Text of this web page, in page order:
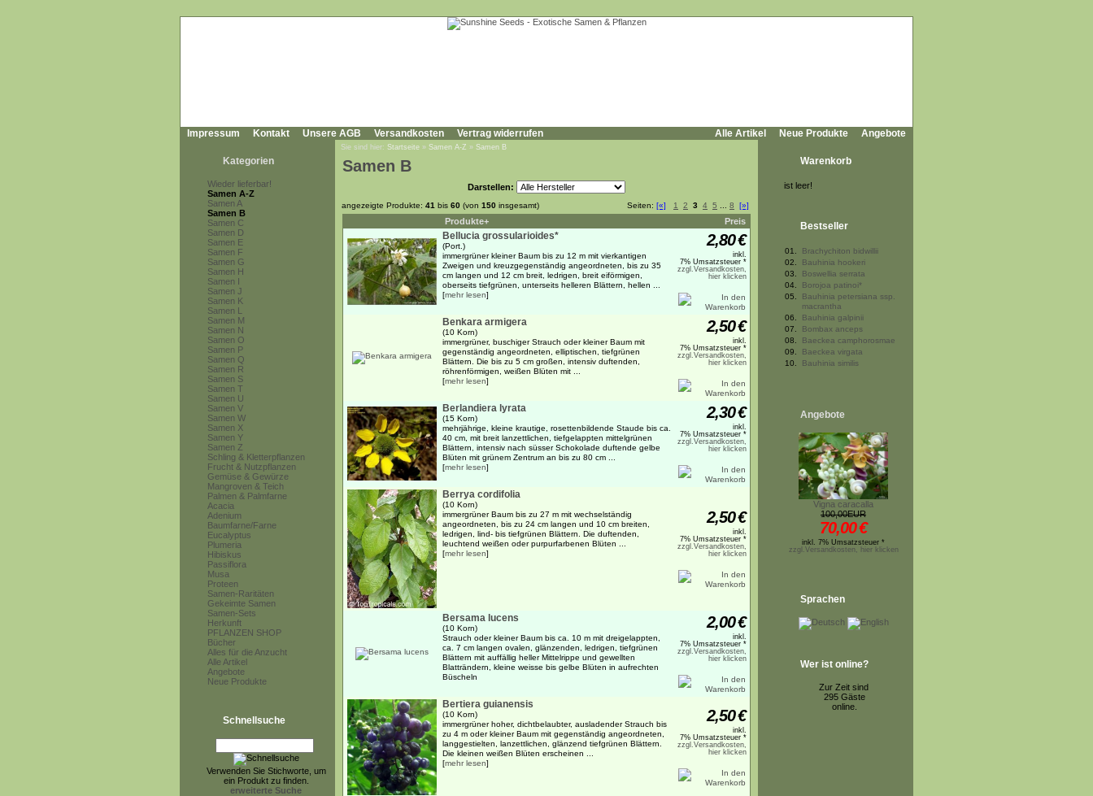
Impressum Kontakt Unsere AGB Versandkosten Vertrag widerrufen Alle Artikel Neue Produkte Angebote
Kategorien
Wieder lieferbar!
Samen A-Z
Samen A
Samen B
Samen C
Samen D
Samen E
Samen F
Samen G
Samen H
Samen I
Samen J
Samen K
Samen L
Samen M
Samen N
Samen O
Samen P
Samen Q
Samen R
Samen S
Samen T
Samen U
Samen V
Samen W
Samen X
Samen Y
Samen Z
Schling & Kletterpflanzen
Frucht & Nutzpflanzen
Gemüse & Gewürze
Mangroven & Teich
Palmen & Palmfarne
Acacia
Adenium
Baumfarne/Farne
Eucalyptus
Plumeria
Hibiskus
Passiflora
Musa
Proteen
Samen-Raritäten
Gekeimte Samen
Samen-Sets
Herkunft
PFLANZEN SHOP
Bücher
Alles für die Anzucht
Alle Artikel
Angebote
Neue Produkte
Schnellsuche
Verwenden Sie Stichworte, um
ein Produkt zu finden.
erweiterte Suche
Sie sind hier: Startseite » Samen A-Z » Samen B
Samen B
Darstellen:
angezeigte Produkte: 41 bis 60 (von 150 insgesamt) Seiten: [«] 1 2 3 4 5 8 [»]
Produkte+ Preis
Bellucia grossularioides*
(Port.)
immergrüner kleiner Baum bis zu 12 m mit vierkantigen
Zweigen und kreuzgegenständig angeordneten, bis zu 35
cm langen und 12 cm breit, ledrigen, breit eiförmigen,
oberseits tiefgrünen, unterseits helleren Blättern, hellen ...
[mehr lesen]
2,80€
inkl.
7% Umsatzsteuer *
zzgl.Versandkosten,
hier klicken
Benkara armigera
(10 Korn)
immergrüner, buschiger Strauch oder kleiner Baum mit
gegenständig angeordneten, elliptischen, tiefgrünen
Blättern. Die bis zu 5 cm großen, intensiv duftenden,
röhrenförmigen, weißen Blüten mit ...
[mehr lesen]
2,50€
inkl.
7% Umsatzsteuer *
zzgl.Versandkosten,
hier klicken
Berlandiera lyrata
(15 Korn)
mehrjährige, kleine krautige, rosettenbildende Staude bis ca.
40 cm, mit breit lanzettlichen, tiefgelappten mittelgrünen
Blättern, intensiv nach süsser Schokolade duftende gelbe
Blüten mit grünem Zentrum an bis zu 80 cm ...
[mehr lesen]
2,30€
inkl.
7% Umsatzsteuer *
zzgl.Versandkosten,
hier klicken
Berrya cordifolia
(10 Korn)
immergrüner Baum bis zu 27 m mit wechselständig
angeordneten, bis zu 24 cm langen und 10 cm breiten,
ledrigen, lind- bis tiefgrünen Blättern. Die duftenden,
leuchtend weißen oder purpurfarbenen Blüten ...
[mehr lesen]
2,50€
inkl.
7% Umsatzsteuer *
zzgl.Versandkosten,
hier klicken
Bersama lucens
(10 Korn)
Strauch oder kleiner Baum bis ca. 10 m mit dreigelappten,
ca. 7 cm langen ovalen, glänzenden, ledrigen, tiefgrünen
Blättern mit auffällig heller Mittelrippe und gewellten
Blatträndern, kleine weisse bis gelbe Blüten in aufrechten
Büscheln
2,00€
inkl.
7% Umsatzsteuer *
zzgl.Versandkosten,
hier klicken
Bertiera guianensis
(10 Korn)
immergrüner hoher, dichtbelaubter, ausladender Strauch bis
zu 4 m oder kleiner Baum mit gegenständig angeordneten,
langgestielten, lanzettlichen, glänzend tiefgrünen Blättern.
Die kleinen weißen Blüten erscheinen ...
[mehr lesen]
2,50€
inkl.
7% Umsatzsteuer *
zzgl.Versandkosten,
hier klicken
Warenkorb
ist leer!
Bestseller
01.
Brachychiton bidwillii
02.
Bauhinia hookeri
03.
Boswellia serrata
04.
Borojoa patinoi*
05.
Bauhinia petersiana ssp.
macrantha
06.
Bauhinia galpinii
07.
Bombax anceps
08.
Baeckea camphorosmae
09.
Baeckea virgata
10.
Bauhinia similis
Angebote
Vigna caracalla
100,00EUR
70,00€
inkl. 7% Umsatzsteuer *
zzgl.Versandkosten, hier klicken
Sprachen
Wer ist online?
Zur Zeit sind
295 Gäste
online.